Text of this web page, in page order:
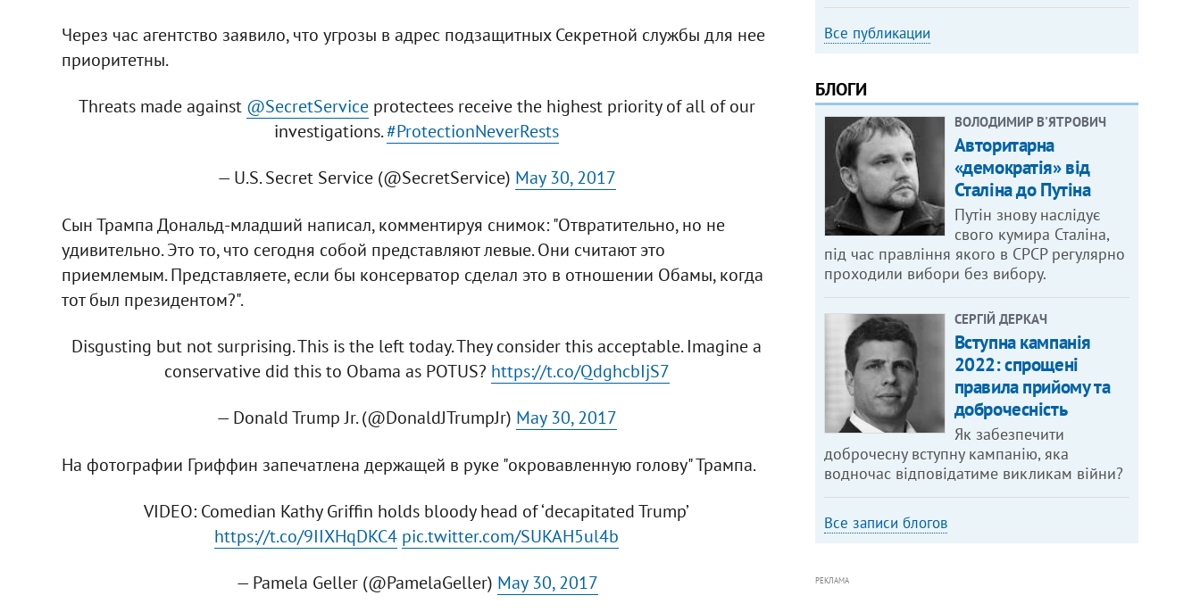
Через час агентство заявило, что угрозы в адрес подзащитных Секретной службы для нее
приоритетны.
Threats made against @SecretServiceprotectees receive the highest priority of all of our
investigations.#ProtectionNeverRests
— U.S. Secret Service (@SecretService) May 30, 2017
Сын Трампа Дональд-младший написал, комментируя снимок: "Отвратительно, но не
удивительно. Это то, что сегодня собой представляют левые. Они считают это
приемлемым. Представляете, если бы консерватор сделал это в отношении Обамы, когда
тот был президентом?".
Disgusting but not surprising. This is the left today. They consider this acceptable. Imagine a
conservative did this to Obama as POTUS? https://t.co/QdghcbIjS7
— Donald Trump Jr. (@DonaldJTrumpJr) May 30, 2017
На фотографии Гриффин запечатлена держащей в руке "окровавленную голову" Трампа.
VIDEO: Comedian Kathy Griffin holds bloody head of ‘decapitated Trump’
https://t.co/9IIXHqDKC4 pic.twitter.com/SUKAH5ul4b
— Pamela Geller (@PamelaGeller) May 30, 2017
Все публикации
БЛОГИ
ВОЛОДИМИР В'ЯТРОВИЧ
Авторитарна
«демократія» від
Сталіна до Путіна
Путін знову наслідує
свого кумира Сталіна,
під час правління якого в СРСР регулярно
проходили вибори без вибору.
СЕРГІЙ ДЕРКАЧ
Вступна кампанія
2022: спрощені
правила прийому та
доброчесність
Як забезпечити
доброчесну вступну кампанію, яка
водночас відповідатиме викликам війни?
Все записи блогов
РЕКЛАМА